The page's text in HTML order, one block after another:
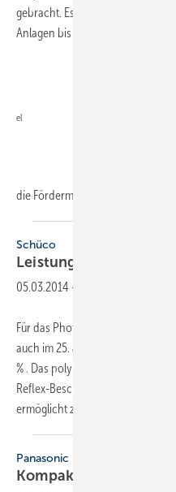
gebracht. Es soll nach den
Anlagen bis 20 kW
el
die Fördermittel...
Schüco
Leistung 25 Jahre
05.03.2014 -
Für das Photovoltaik-Modul MPE
auch im 25. Jahr nach der
% . Das polykristalline Modul sei
Reflex-Beschichtung
ermöglicht zudem
Panasonic
Kompaktmodell mit